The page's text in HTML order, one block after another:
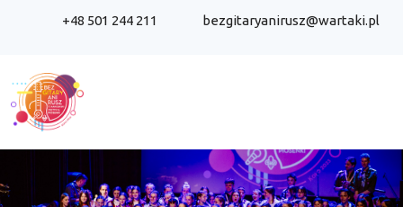
+48 501 244 211 bezgitaryanirusz@wartaki.pl